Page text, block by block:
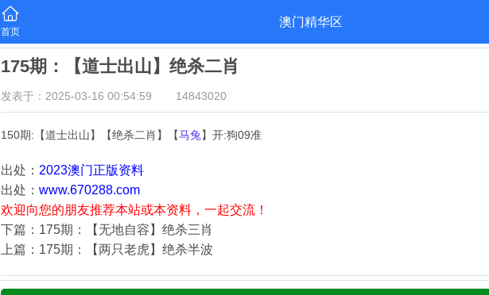
首页
澳门精华区
175期：【道士出山】绝杀二肖
发表于：2025-03-16 00:54:59 14843020
150期:【道士出山】【绝杀二肖】【马兔 】开:狗09准
出处： 2023澳门正版资料
出处： www.670288.com
欢迎向您的朋友推荐本站或本资料，一起交流！
下篇：175期：【无地自容】绝杀三肖
上篇：175期：【两只老虎】绝杀半波